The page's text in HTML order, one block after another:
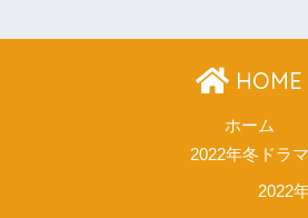
HOME
ホーム
2022年冬ドラマ
2022